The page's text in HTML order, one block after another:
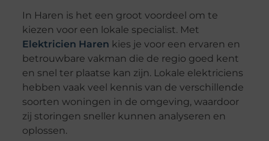
In Haren is het een groot voordeel om te
kiezen voor een lokale specialist. Met
Elektricien Haren kies je voor een ervaren en
betrouwbare vakman die de regio goed kent
en snel ter plaatse kan zijn. Lokale elektriciens
hebben vaak veel kennis van de verschillende
soorten woningen in de omgeving, waardoor
zij storingen sneller kunnen analyseren en
oplossen.